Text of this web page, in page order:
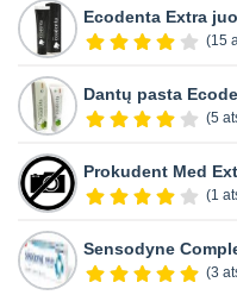
Ecodenta Extra
(15
Dantų pasta
(5
Prokudent Med
(1
Sensodyne
(3